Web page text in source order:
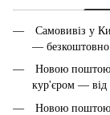
Самовивіз у
— безкоштовно
Новою поштою
кур'єром — від
Новою поштою